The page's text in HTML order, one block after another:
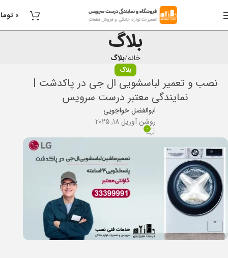
0
بلاگ
خانه بلاگ
بلاگ
نصب و تعمیر لباسشویی ال جی در پاکدشت |
نمایندگی معتبر درست سرویس
ابوالفضل خواجویی
روشن آوریل 18, 2025
0